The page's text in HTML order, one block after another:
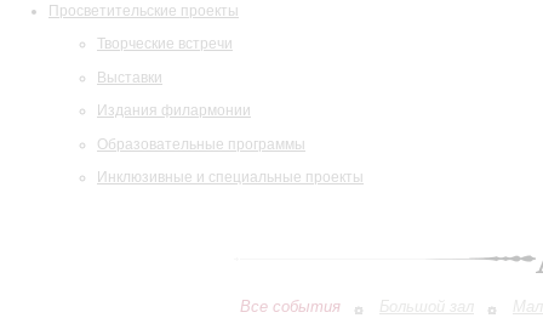
Просветительские проекты
Творческие встречи
Выставки
Издания филармонии
Образовательные программы
Инклюзивные и специальные проекты
Все события Большой зал